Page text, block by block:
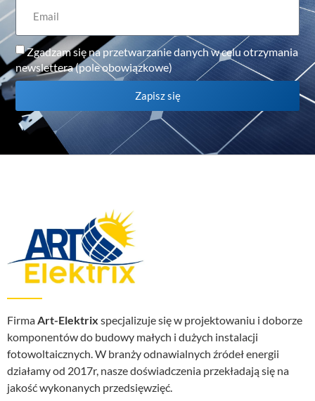
Zgadzam się na przetwarzanie danych w celu otrzymania
newslettera (pole obowiązkowe)
Zapisz się
FirmaArt-Elektrix specjalizuje się w projektowaniu i doborze
komponentów do budowy małych i dużych instalacji
fotowoltaicznych. W branży odnawialnych źródeł energii
działamy od 2017r, nasze doświadczenia przekładają się na
jakość wykonanych przedsięwzięć.